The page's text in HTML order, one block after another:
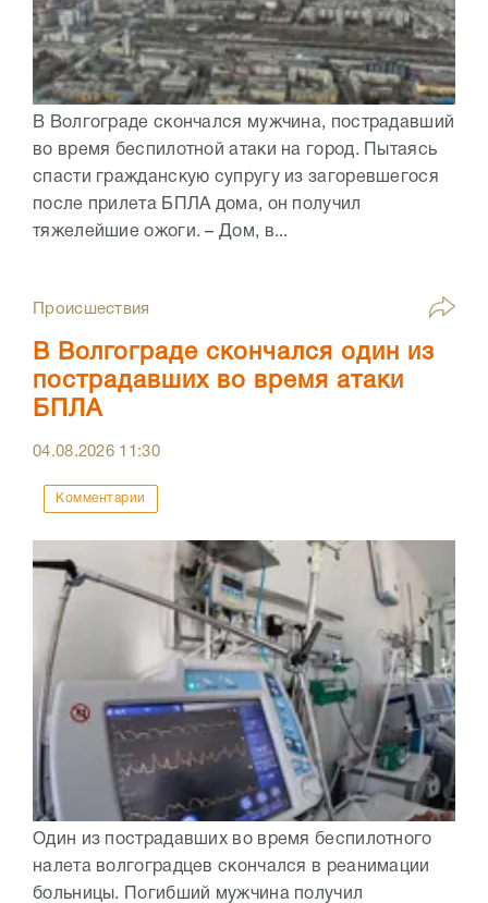
В Волгограде скончался мужчина, пострадавший
во время беспилотной атаки на город. Пытаясь
спасти гражданскую супругу из загоревшегося
после прилета БПЛА дома, он получил
тяжелейшие ожоги. – Дом, в...
Происшествия
В Волгограде скончался один из
пострадавших во время атаки
БПЛА
04.08.2026 11:30
Комментарии
Один из пострадавших во время беспилотного
налета волгоградцев скончался в реанимации
больницы. Погибший мужчина получил